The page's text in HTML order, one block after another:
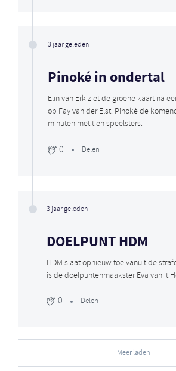
3 jaar geleden
Pinoké in ondertal
Elin van Erk ziet de groene kaart na
op Fay van der Elst. Pinoké de
minuten met tien speelsters.
0 Delen
3 jaar geleden
DOELPUNT HDM
HDM slaat opnieuw toe vanuit de
is de doelpuntenmaakster Eva van 't
0 Delen
Meer laden